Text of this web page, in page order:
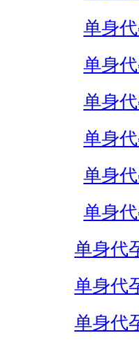
单身
单身
单身
单身
单身
单身
单身代
单身代
单身代